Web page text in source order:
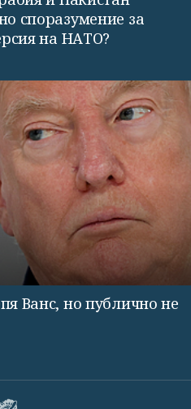
споразумение за
на НАТО?
Ванс, но публично не